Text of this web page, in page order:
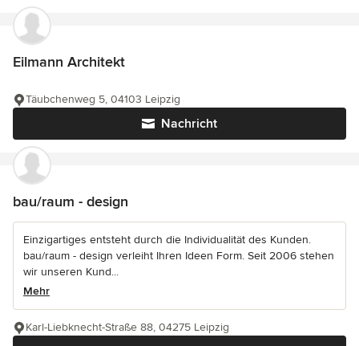
Eilmann Architekt
Nachricht
Täubchenweg 5, 04103 Leipzig
bau/raum - design
Einzigartiges entsteht durch die Individualität des Kunden.
bau/raum - design verleiht Ihren Ideen Form. Seit 2006 stehen
wir unseren Kund...
Mehr
Karl-Liebknecht-Straße 88, 04275 Leipzig